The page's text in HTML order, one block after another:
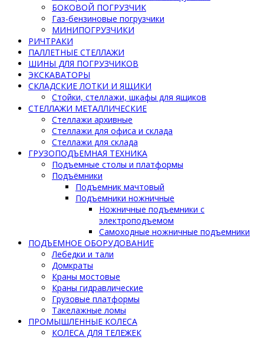
БОКОВОЙ ПОГРУЗЧИК
Газ-бензиновые погрузчики
МИНИПОГРУЗЧИКИ
РИЧТРАКИ
ПАЛЛЕТНЫЕ СТЕЛЛАЖИ
ШИНЫ ДЛЯ ПОГРУЗЧИКОВ
ЭКСКАВАТОРЫ
СКЛАДСКИЕ ЛОТКИ И ЯЩИКИ
Стойки, стеллажи, шкафы для ящиков
СТЕЛЛАЖИ МЕТАЛЛИЧЕСКИЕ
Стеллажи архивные
Стеллажи для офиса и склада
Стеллажи для склада
ГРУЗОПОДЪЕМНАЯ ТЕХНИКА
Подъемные столы и платформы
Подъёмники
Подъемник мачтовый
Подъемники ножничные
Ножничные подъемники с
электроподъемом
Самоходные ножничные подъемники
ПОДЪЕМНОЕ ОБОРУДОВАНИЕ
Лебедки и тали
Домкраты
Краны мостовые
Краны гидравлические
Грузовые платформы
Такелажные ломы
ПРОМЫШЛЕННЫЕ КОЛЕСА
КОЛЕСА ДЛЯ ТЕЛЕЖЕК